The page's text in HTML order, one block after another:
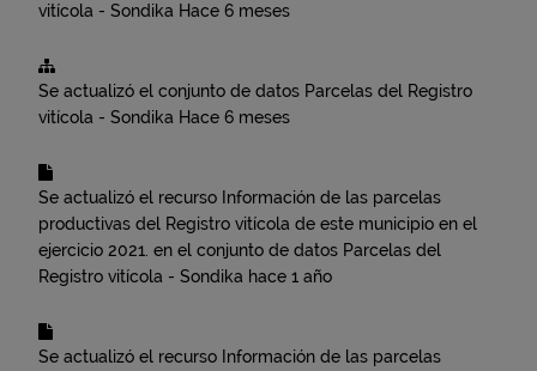
vitícola - Sondika Hace 6 meses
Se actualizó el conjunto de datos Parcelas del Registro
vitícola - Sondika Hace 6 meses
Se actualizó el recurso Información de las parcelas
productivas del Registro vitícola de este municipio en el
ejercicio 2021. en el conjunto de datos Parcelas del
Registro vitícola - Sondika hace 1 año
Se actualizó el recurso Información de las parcelas